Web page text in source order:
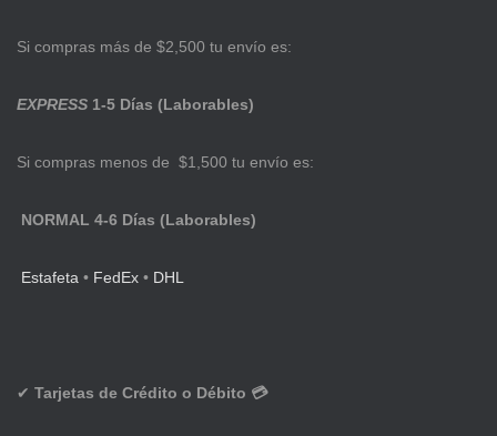
Si compras más de $2,500 tu envío es:
EXPRESS 1-5 Días (Laborables)
Si compras menos de $1,500 tu envío es:
NORMAL 4-6 Días (Laborables)
Estafeta • FedEx • DHL
✔ Tarjetas de Crédito o Débito 💳